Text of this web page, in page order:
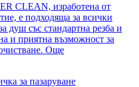
CLEAN, изработена от
е подходяща за всички
душ със стандартна резба и
и приятна възможност за
Още
за пазаруване